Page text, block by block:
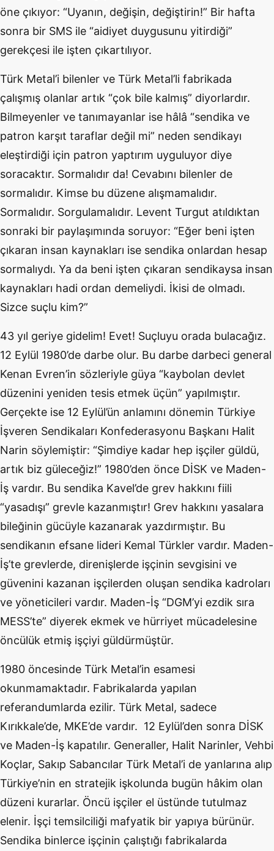
öne çıkıyor: “Uyanın, değişin, değiştirin!” Bir hafta
sonra bir SMS ile “aidiyet duygusunu yitirdiği”
gerekçesi ile işten çıkartılıyor.
Türk Metal’i bilenler ve Türk Metal’li fabrikada
çalışmış olanlar artık “çok bile kalmış” diyorlardır.
Bilmeyenler ve tanımayanlar ise hâlâ “sendika ve
patron karşıt taraflar değil mi” neden sendikayı
eleştirdiği için patron yaptırım uyguluyor diye
soracaktır. Sormalıdır da! Cevabını bilenler de
sormalıdır. Kimse bu düzene alışmamalıdır.
Sormalıdır. Sorgulamalıdır. Levent Turgut atıldıktan
sonraki bir paylaşımında soruyor: “Eğer beni işten
çıkaran insan kaynakları ise sendika onlardan hesap
sormalıydı. Ya da beni işten çıkaran sendikaysa insan
kaynakları hadi ordan demeliydi. İkisi de olmadı.
Sizce suçlu kim?”
43 yıl geriye gidelim! Evet! Suçluyu orada bulacağız.
12 Eylül 1980’de darbe olur. Bu darbe darbeci general
Kenan Evren’in sözleriyle güya “kaybolan devlet
düzenini yeniden tesis etmek üçün” yapılmıştır.
Gerçekte ise 12 Eylül’ün anlamını dönemin Türkiye
İşveren Sendikaları Konfederasyonu Başkanı Halit
Narin söylemiştir: “Şimdiye kadar hep işçiler güldü,
artık biz güleceğiz!” 1980’den önce DİSK ve Maden-
İş vardır. Bu sendika Kavel’de grev hakkını fiili
“yasadışı” grevle kazanmıştır! Grev hakkını yasalara
bileğinin gücüyle kazanarak yazdırmıştır. Bu
sendikanın efsane lideri Kemal Türkler vardır. Maden-
İş’te grevlerde, direnişlerde işçinin sevgisini ve
güvenini kazanan işçilerden oluşan sendika kadroları
ve yöneticileri vardır. Maden-İş “DGM’yi ezdik sıra
MESS’te” diyerek ekmek ve hürriyet mücadelesine
öncülük etmiş işçiyi güldürmüştür.
1980 öncesinde Türk Metal’in esamesi
okunmamaktadır. Fabrikalarda yapılan
referandumlarda ezilir. Türk Metal, sadece
Kırıkkale’de, MKE’de vardır. 12 Eylül’den sonra DİSK
ve Maden-İş kapatılır. Generaller, Halit Narinler, Vehbi
Koçlar, Sakıp Sabancılar Türk Metal’i de yanlarına alıp
Türkiye’nin en stratejik işkolunda bugün hâkim olan
düzeni kurarlar. Öncü işçiler el üstünde tutulmaz
elenir. İşçi temsilciliği mafyatik bir yapıya bürünür.
Sendika binlerce işçinin çalıştığı fabrikalarda